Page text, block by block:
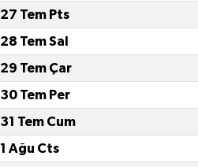
27 Tem Pts
28 Tem Sal
29 Tem Çar
30 Tem Per
31 Tem Cum
1 Ağu Cts